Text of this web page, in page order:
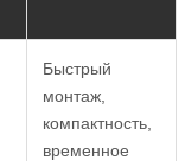
Быстрый
монтаж,
компактность,
временное